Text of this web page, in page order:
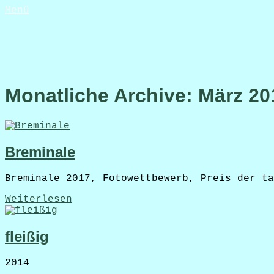
Menü
Monatliche Archive: März
Breminale
Breminale 2017, Fotowettbewerb, Preis der
Weiterlesen
fleißig
2014